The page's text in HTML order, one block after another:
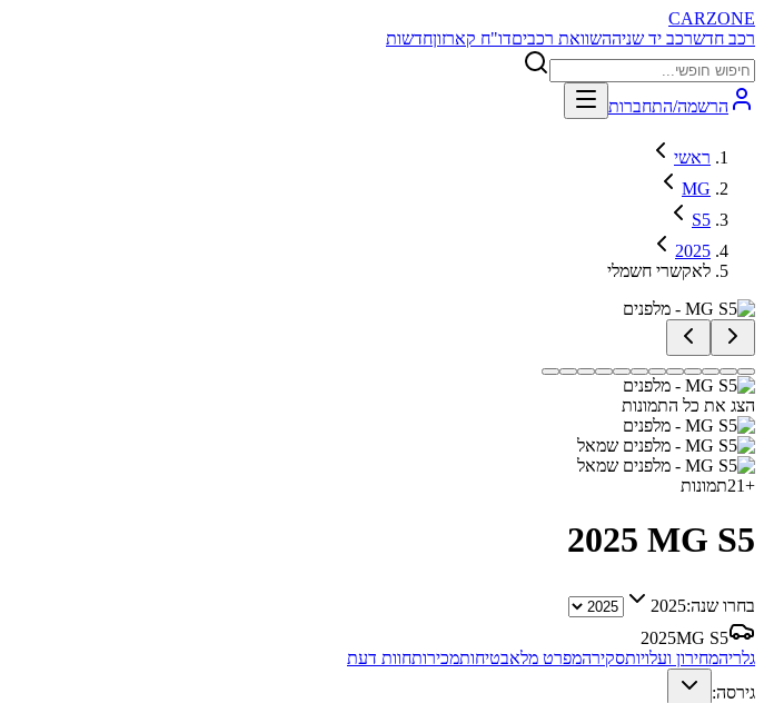
CARZONE
רכב חדשרכב יד שניההשוואת רכביםדו"ח קארזוןחדשות
הרשמה/התחברות
ראשי
MG
S5
2025
לאקשרי חשמלי
הצג את כל התמונות
+
21תמונות
MG S5
2025
בחרו שנה:2025
MG S5
2025
גלריהמחירון ועלויותסקירהמפרט מלאבטיחותמכירותחוות דעת
גירסה: